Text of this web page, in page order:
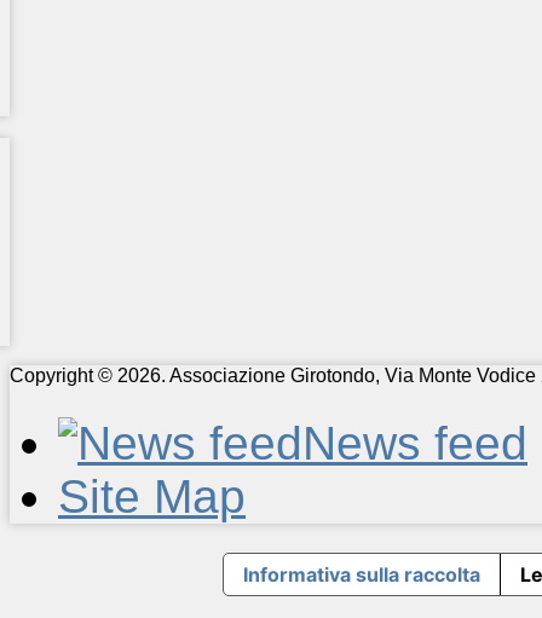
Copyright © 2026. Associazione Girotondo, Via Monte Vodice
News feed
Site Map
Informativa sulla raccolta